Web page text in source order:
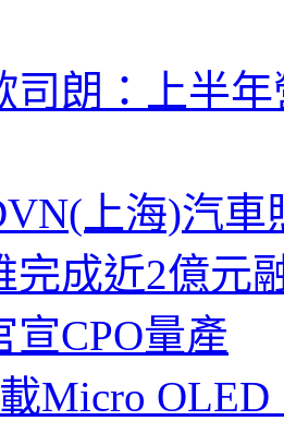
司朗：上半
上海)汽
完成近2億元
宣CPO量產
Micro